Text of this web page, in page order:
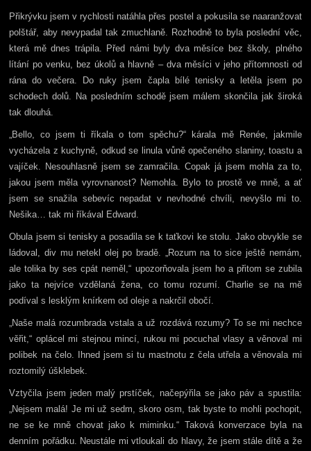
Přikrývku jsem v rychlosti natáhla přes postel a pokusila se naaranžovat
polštář, aby nevypadal tak zmuchlaně. Rozhodně to byla poslední věc,
která mě dnes trápila. Před námi byly dva měsíce bez školy, plného
lítání po venku, bez úkolů a hlavně – dva měsíci v jeho přítomnosti od
rána do večera. Do ruky jsem čapla bílé tenisky a letěla jsem po
schodech dolů. Na posledním schodě jsem málem skončila jak široká
tak dlouhá.
„Bello, co jsem ti říkala o tom spěchu?“ kárala mě Renée, jakmile
vycházela z kuchyně, odkud se linula vůně opečeného slaniny, toastu a
vajíček. Nesouhlasně jsem se zamračila. Copak já jsem mohla za to,
jakou jsem měla vyrovnanost? Nemohla. Bylo to prostě ve mně, a ať
jsem se snažila sebevíc nepadat v nevhodné chvíli, nevyšlo mi to.
Nešika… tak mi říkával Edward.
Obula jsem si tenisky a posadila se k taťkovi ke stolu. Jako obvykle se
ládoval, div mu netekl olej po bradě. „Rozum na to sice ještě nemám,
ale tolika by ses cpát neměl,“ upozorňovala jsem ho a přitom se zubila
jako ta nejvíce vzdělaná žena, co tomu rozumí. Charlie se na mě
podíval s lesklým knírkem od oleje a nakrčil obočí.
„Naše malá rozumbrada vstala a už rozdává rozumy? To se mi nechce
věřit,“ oplácel mi stejnou mincí, rukou mi pocuchal vlasy a věnoval mi
polibek na čelo. Ihned jsem si tu mastnotu z čela utřela a věnovala mi
roztomilý úšklebek.
Vztyčila jsem jeden malý prstíček, načepýřila se jako páv a spustila:
„Nejsem malá! Je mi už sedm, skoro osm, tak byste to mohli pochopit,
ne se ke mně chovat jako k miminku.“ Taková konverzace byla na
denním pořádku. Neustále mi vtloukali do hlavy, že jsem stále dítě a že